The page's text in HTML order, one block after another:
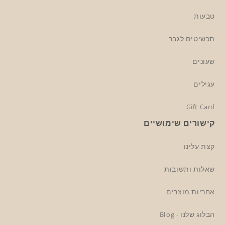
טבעות
תכשיטים לגבר
שעונים
עגילים
Gift Card
קישורים שימושיים
קצת עלינו
שאלות ותשובות
אחריות מוצרים
הבלוג שלנו - Blog